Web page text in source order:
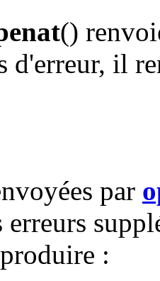
()
d'erreur, il
par
erreurs
: